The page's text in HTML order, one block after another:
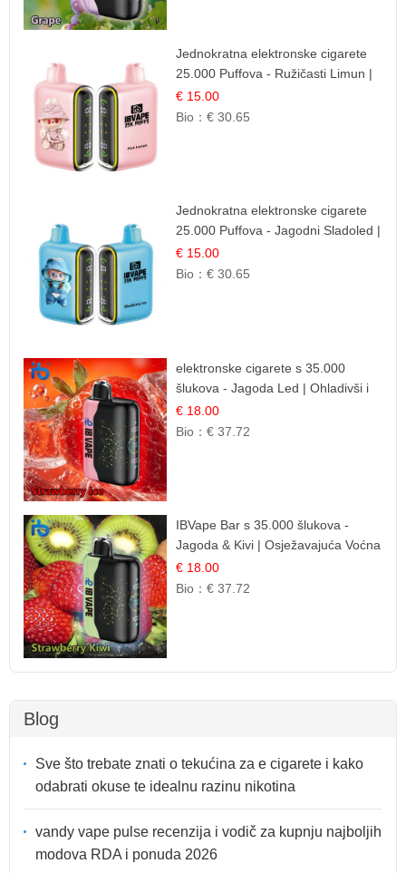
Jednokratna elektronske cigarete
25.000 Puffova - Ružičasti Limun |
Osježavajuća Citrusna Aroma
€ 15.00
Bio：€ 30.65
Jednokratna elektronske cigarete
25.000 Puffova - Jagodni Sladoled |
Kremasta Slatka Okus
€ 15.00
Bio：€ 30.65
elektronske cigarete s 35.000
šlukova - Jagoda Led | Ohladivši i
Osježavajući Okus
€ 18.00
Bio：€ 37.72
IBVape Bar s 35.000 šlukova -
Jagoda & Kivi | Osježavajuća Voćna
Mješavina
€ 18.00
Bio：€ 37.72
Blog
Sve što trebate znati o tekućina za e cigarete i kako
odabrati okuse te idealnu razinu nikotina
vandy vape pulse recenzija i vodič za kupnju najboljih
modova RDA i ponuda 2026